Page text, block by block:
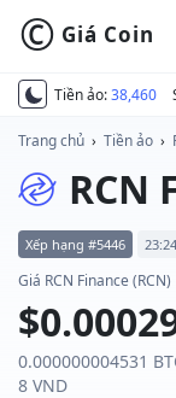
Tiền ảo:38,460
© Giá Coin
Trang chủ › Tiền ảo ›
RCN
Xếp hạng #5446
Giá RCN Finance (RCN)
0.000000004531
8 VND